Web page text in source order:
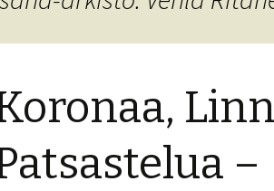
Torstai 23.7.
Lauantai 25.7.
–